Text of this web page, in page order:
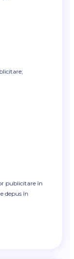
publicitare în
depus în